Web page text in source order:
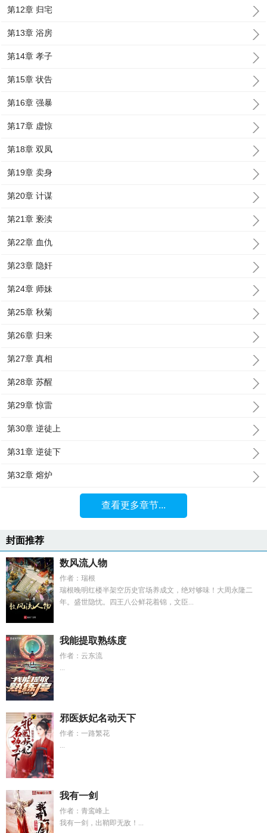
第12章 归宅
第13章 浴房
第14章 孝子
第15章 状告
第16章 强暴
第17章 虚惊
第18章 双凤
第19章 卖身
第20章 计谋
第21章 亵渎
第22章 血仇
第23章 隐奸
第24章 师妹
第25章 秋菊
第26章 归来
第27章 真相
第28章 苏醒
第29章 惊雷
第30章 逆徒上
第31章 逆徒下
第32章 熔炉
查看更多章节...
封面推荐
数风流人物
作者：瑞根
瑞根晚明红楼半架空历史官场养成文，绝对够味！大周永隆二
年。盛世隐忧。四王八公鲜花着锦，文臣...
我能提取熟练度
作者：云东流
...
邪医妖妃名动天下
作者：一路繁花
...
我有一剑
作者：青鸾峰上
我有一剑，出鞘即无敌！...